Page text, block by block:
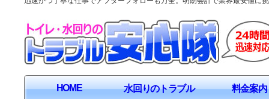
HOME 水回りのトラブル 料金案内